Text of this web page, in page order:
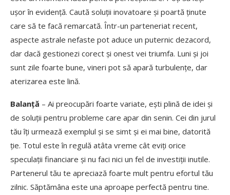
ușor în evidență. Caută soluții inovatoare și poartă ținute
care să te facă remarcată. Într-un parteneriat recent,
aspecte astrale nefaste pot aduce un puternic dezacord,
dar dacă gestionezi corect și onest vei triumfa. Luni și joi
sunt zile foarte bune, vineri pot să apară turbulențe, dar
aterizarea este lină.
Balanță – Ai preocupări foarte variate, ești plină de idei și
de soluții pentru probleme care apar din senin. Cei din jurul
tău îți urmează exemplul și se simt și ei mai bine, datorită
ție. Totul este în regulă atâta vreme cât eviți orice
speculații financiare și nu faci nici un fel de investiții inutile.
Partenerul tău te apreciază foarte mult pentru efortul tău
zilnic. Săptămâna este una aproape perfectă pentru tine.